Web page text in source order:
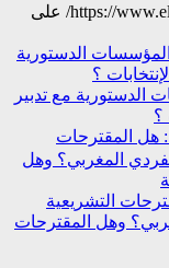
https:// على
الدستورية
؟
مع تدبير
؟
هل المقترحات
المغربي؟ وهل
التشريعية
وهل المقترحات